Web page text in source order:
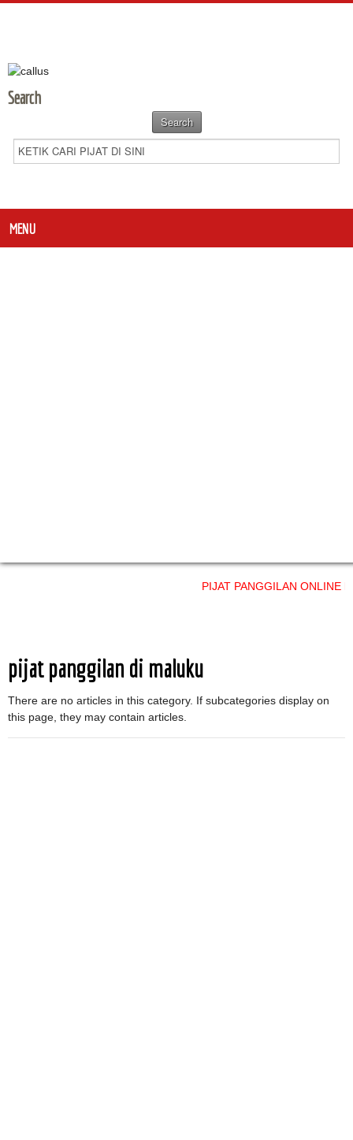
Search
MENU
PIJAT PANGGILAN ONLINE
pijat panggilan di maluku
There are no articles in this category. If subcategories display on
this page, they may contain articles.